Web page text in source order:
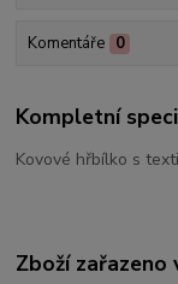
Komentáře 0
Kompletní
Kovové hřbílko s
Zboží zařazeno